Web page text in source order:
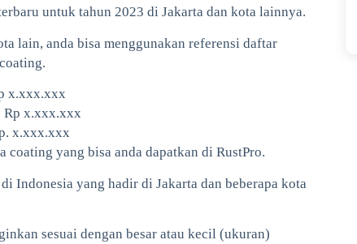
untuk tahun 2023 di Jakarta dan kota lainnya.
lain, anda bisa menggunakan referensi daftar
x.xxx.xxx
Rp x.xxx.xxx
x.xxx.xxx
yang bisa anda dapatkan di RustPro.
Indonesia yang hadir di Jakarta dan beberapa kota
sesuai dengan besar atau kecil (ukuran)